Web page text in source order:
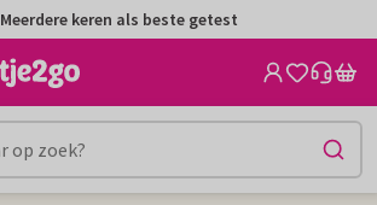
Meerdere keren als beste getest